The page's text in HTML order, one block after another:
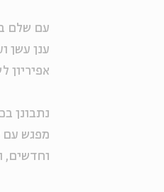
עם שלם
ענן עשן
אפיריון
נתבונן
מפגש עם
וחדשים,